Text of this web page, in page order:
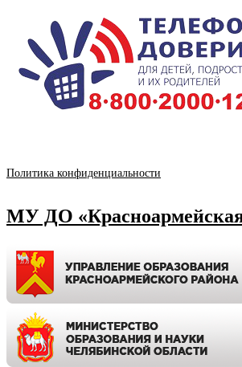
Политика конфиденциальности
МУ ДО